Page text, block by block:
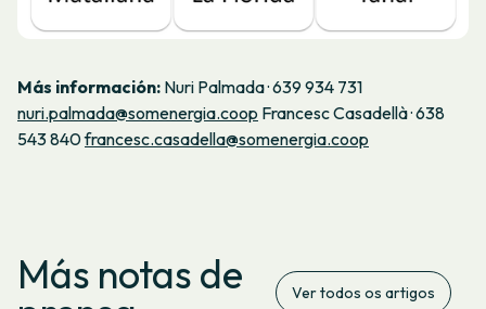
Más información: Nuri Palmada · 639 934 731
nuri.palmada@somenergia.coop Francesc Casadellà · 638
543 840francesc.casadella@somenergia.coop
Más notas de Ver todos os artigos